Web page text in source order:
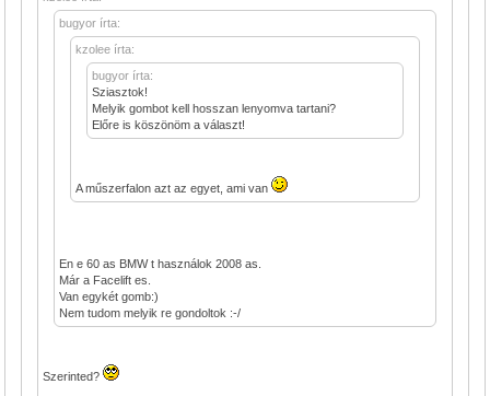
bugyor írta:
kzolee írta:
bugyor írta:
Sziasztok!
Melyik gombot kell hosszan lenyomva tartani?
Előre is köszönöm a választ!
A műszerfalon azt az egyet, ami van
En e 60 as BMW t használok 2008 as.
Már a Facelift es.
Van egykét gomb:)
Nem tudom melyik re gondoltok :-/
Szerinted?